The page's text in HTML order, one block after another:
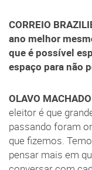
CORREIO
ano melhor
que é possível
espaço para não
OLAVO
eleitor é que
passando foram
que fizemos.
pensar mais em